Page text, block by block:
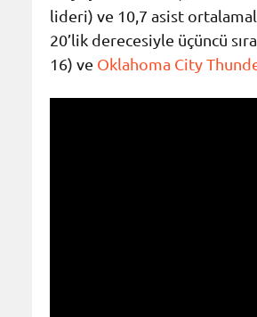
lideri) ve 10,7 asist
20’lik derecesiyle üçüncü
16) ve Oklahoma City